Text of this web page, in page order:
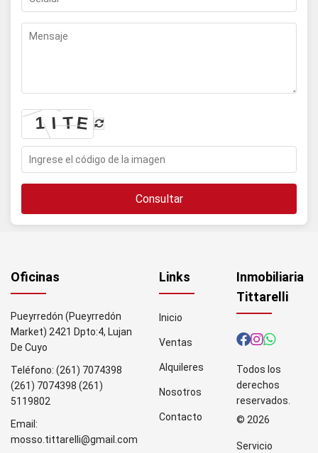
Consultar
Oficinas
Pueyrredón (Pueyrredón
Market) 2421 Dpto:4, Lujan
De Cuyo
Teléfono: (261) 7074398
(261) 7074398 (261)
5119802
Email:
mosso.tittarelli@gmail.com
Links
Inicio
Ventas
Alquileres
Nosotros
Contacto
Inmobiliaria
Tittarelli
Todos los
derechos
reservados.
© 2026
Servicio